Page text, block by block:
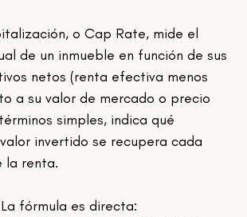
o Cap Rate, mide el
de un inmueble en función de sus
netos (renta efectiva menos
a su valor de mercado o precio
simples, indica qué
invertido se recupera cada
la renta.
La fórmula es directa: